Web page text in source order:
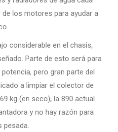
los motores para ayudar a
considerable en el chasis,
Parte de esto será para
pero gran parte del
a limpiar el colector de
kg (en seco), la 890 actual
y no hay razón para
pesada.